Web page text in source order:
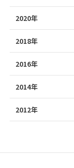
2020年
2018年
2016年
2014年
2012年